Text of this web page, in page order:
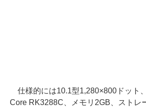
仕様的には10.1型1,280×800ドット
Core RK3288C、メモリ2GB、ストレ